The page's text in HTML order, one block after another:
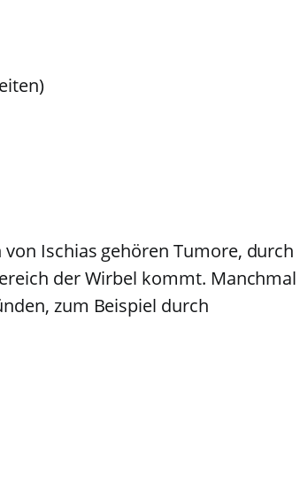
Ischias gehören Tumore, durch
der Wirbel kommt. Manchmal
zum Beispiel durch